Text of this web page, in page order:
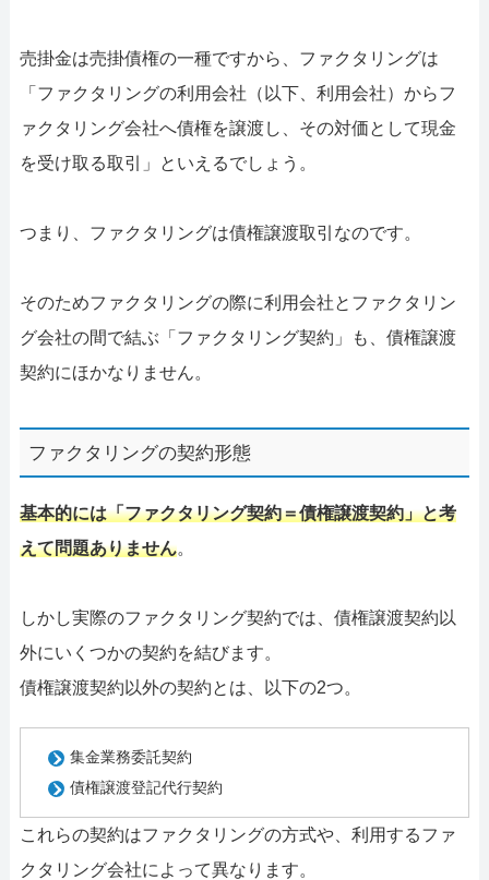
売掛金は売掛債権の一種ですから、ファクタリングは
「ファクタリングの利用会社（以下、利用会社）からフ
ァクタリング会社へ債権を譲渡し、その対価として現金
を受け取る取引」といえるでしょう。
つまり、ファクタリングは債権譲渡取引なのです。
そのためファクタリングの際に利用会社とファクタリン
グ会社の間で結ぶ「ファクタリング契約」も、債権譲渡
契約にほかなりません。
ファクタリングの契約形態
基本的には「ファクタリング契約＝債権譲渡契約」と考
えて問題ありません。
しかし実際のファクタリング契約では、債権譲渡契約以
外にいくつかの契約を結びます。
債権譲渡契約以外の契約とは、以下の2つ。
集金業務委託契約
債権譲渡登記代行契約
これらの契約はファクタリングの方式や、利用するファ
クタリング会社によって異なります。